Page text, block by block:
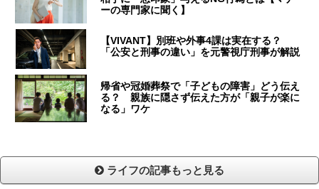
ーの専門家に聞く】
【VIVANT】別班や外事4課は実在する？
「公安と刑事の違い」を元警視庁刑事が解説
帰省や冠婚葬祭で「子どもの障害」どう伝え
る？ 親族に隠さず伝えた方が「親子が楽に
なる」ワケ
ライフの記事もっと見る